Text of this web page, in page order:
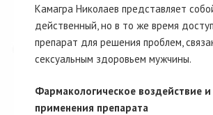
Камагра Николаев представляет
действенный, но в то же время
препарат для решения проблем,
сексуальным здоровьем мужчины.
Фармакологическое воздействие
применения препарата